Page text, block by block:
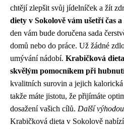
chtějí zlepšit svůj jídelníček a žít
diety v Sokolově vám ušetří čas
den vám bude doručena sada
domů nebo do práce. Už žádné
umývání nádobí. Krabičková
skvělým pomocníkem při
kvalitních surovin a jejich kalorická
takže máte jistotu, že přijímáte
dosažení vašich cílů. Další
Krabičková dieta v Sokolově